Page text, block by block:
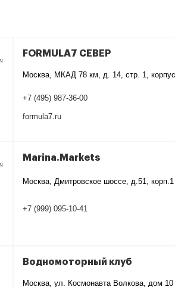
FORMULA7 СЕВЕР
Москва, МКАД 78 км, д. 14, стр. 1,
+7 (495) 987-36-00
formula7.ru
Marina.Markets
Москва, Дмитровское шоссе, д.51, корп.1
+7 (999) 095-10-41
Водномоторный клуб
Москва, ул. Космонавта Волкова, дом 10